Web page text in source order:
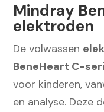
Mindray
elektroden
De volwassen
BeneHeart C-
voor kinderen,
en analyse. Deze